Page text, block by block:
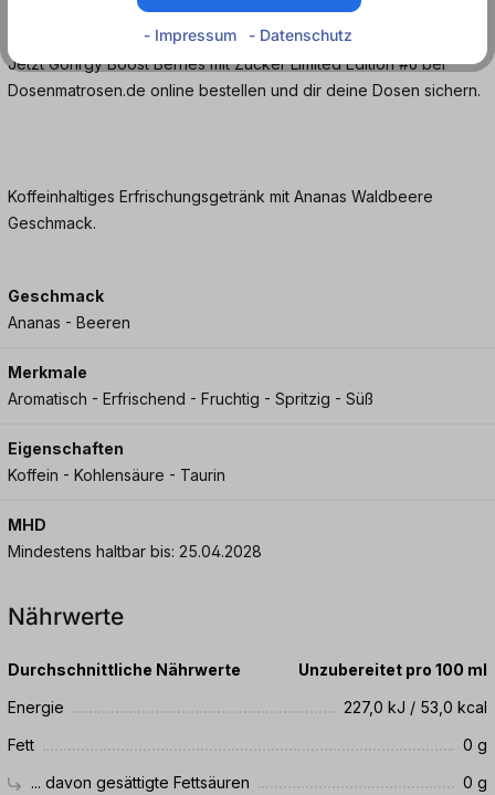
Boost Berries #6 nur für kurze Zeit erhältlich.
Jetzt Gönrgy Boost Berries mit Zucker Limited Edition #6 bei
Dosenmatrosen.de online bestellen und dir deine Dosen sichern.
Koffeinhaltiges Erfrischungsgetränk mit Ananas Waldbeere
Geschmack.
Geschmack
Ananas - Beeren
Merkmale
Aromatisch - Erfrischend - Fruchtig - Spritzig - Süß
Eigenschaften
Koffein - Kohlensäure - Taurin
MHD
Mindestens haltbar bis: 25.04.2028
Nährwerte
Durchschnittliche Nährwerte
Unzubereitet pro 100 ml
Energie
227,0 kJ / 53,0 kcal
Fett
0 g
... davon gesättigte Fettsäuren
0 g
- Impressum - Datenschutz